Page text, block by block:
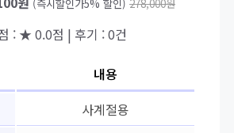
(즉시할인가5% 할인) 278,000원
: ★ 0.0점 | 후기 : 0건
내용
사계절용